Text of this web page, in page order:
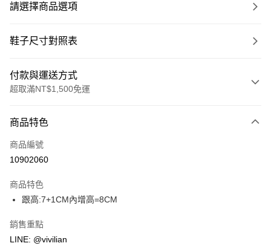
請選擇商品選項
鞋子尺寸對照表
付款與運送方式
超取滿NT$1,500免運
信用卡一次付款
信用卡分期付款
合作金庫商業銀行
華南商業銀行
國泰世華商業銀行
臺灣中小企業銀行
超商取貨付款
Apple Pay
商品特色
商品編號
10902060
商品特色
跟高:7+1CM內增高=8CM
銷售重點
LINE: @vivilian